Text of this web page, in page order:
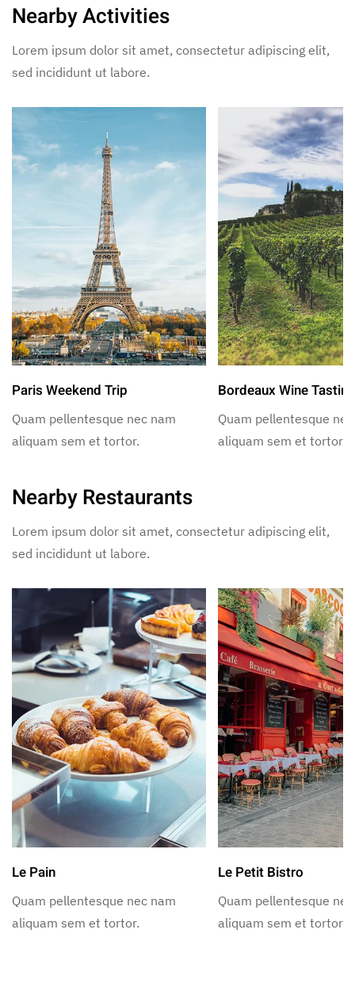
Nearby Activities
Lorem ipsum dolor sit amet, consectetur adipiscing elit,
sed incididunt ut labore.
Paris Weekend Trip
Quam pellentesque nec nam
aliquam sem et tortor.
Bordeaux Wine Tasting
Quam pellentesque
aliquam sem et tortor.
Nearby Restaurants
Lorem ipsum dolor sit amet, consectetur adipiscing elit,
sed incididunt ut labore.
Le Pain
Quam pellentesque nec nam
aliquam sem et tortor.
Le Petit Bistro
Quam pellentesque
aliquam sem et tortor.